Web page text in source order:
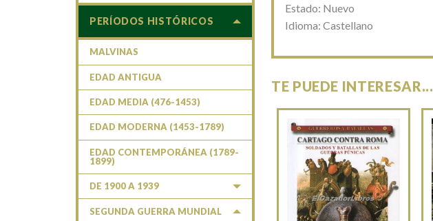
Estado: Nuevo
Idioma: Castellano
TE PUEDE INTERESAR...
PERÍODOS HISTÓRICOS
MALVINAS
EDAD ANTIGUA
EDAD MEDIA (476-1453)
EDAD MODERNA (1453-1789)
EDAD CONTEMPORÁNEA (1789-
1899)
DE 1900 A 1939
SEGUNDA GUERRA MUNDIAL